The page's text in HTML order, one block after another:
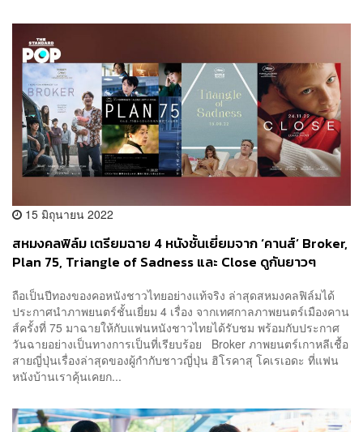
15 มิถุนายน 2022
สหมงคลฟิล์ม เตรียมฉาย 4 หนังชั้นเยี่ยมจาก ‘คานส์’ Broker,
Plan 75, Triangle of Sadness และ Close ดูกันยาวๆ
ถือเป็นปีทองของคอหนังชาวไทยอย่างแท้จริง ล่าสุดสหมงคลฟิล์มได้
ประกาศนำภาพยนตร์ชั้นเยี่ยม 4 เรื่อง จากเทศกาลภาพยนตร์เมืองคาน
ส์ครั้งที่ 75 มาฉายให้กับแฟนหนังชาวไทยได้รับชม พร้อมกับประกาศ
วันฉายอย่างเป็นทางการเป็นที่เรียบร้อย Broker ภาพยนตร์เกาหลีเชื้อ
สายญี่ปุ่นเรื่องล่าสุดของผู้กำกับชาวญี่ปุ่น ฮิโรคาสุ โคเรเอดะ ที่แฟน
หนังบ้านเราคุ้นเคยก...